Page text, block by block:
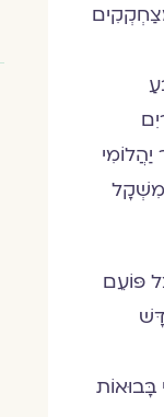
מִשְׁקָל
פּוֹעֵם
דָּשׁ